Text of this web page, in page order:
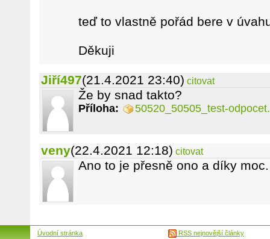
teď to vlastně pořád bere v
Děkuji
Jiří497(21.4.2021 23:40) citovat
Že by snad takto?
Příloha: 50520_50505_test-
veny(22.4.2021 12:18) citovat
Ano to je přesně ono a díky moc.
Úvodní stránka
RSS nejnovější články